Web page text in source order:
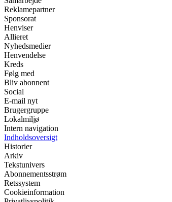
Reklamepartner
Sponsorat
Henviser
Allieret
Nyhedsmedier
Henvendelse
Kreds
Følg med
Bliv abonnent
Social
E-mail nyt
Brugergruppe
Lokalmiljø
Intern navigation
Indholdsoversigt
Historier
Arkiv
Tekstunivers
Abonnementsstrøm
Retssystem
Cookieinformation